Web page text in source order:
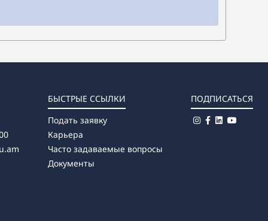
БЫСТРЫЕ ССЫЛКИ
Подать заявку
Карьера
Часто задаваемые вопросы
Документы
ПОДПИСАТЬСЯ